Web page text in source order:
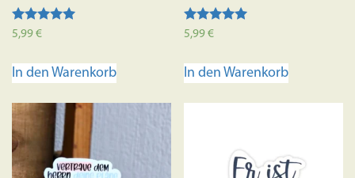
Bewertet mit
5,99€
In den Warenkorb
Bewertet mit
5,99€
In den Warenkorb